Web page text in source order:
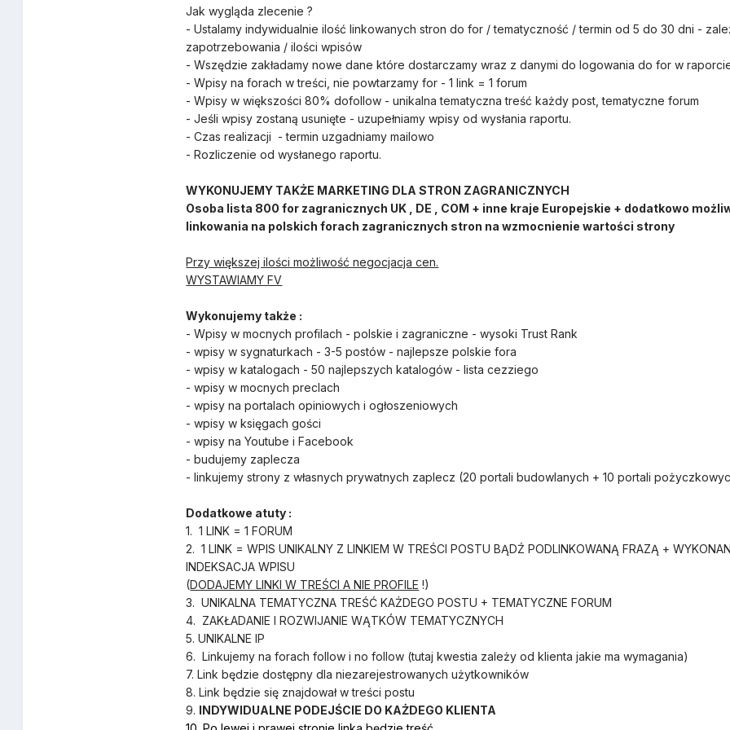
Jak wygląda zlecenie ?
- Ustalamy indywidualnie ilość linkowanych stron do for / tematyczność / termin od 5 do 30 dni -
zapotrzebowania / ilości wpisów
- Wszędzie zakładamy nowe dane które dostarczamy wraz z danymi do logowania do for w
- Wpisy na forach w treści, nie powtarzamy for - 1 link = 1 forum
- Wpisy w większości 80% dofollow - unikalna tematyczna treść każdy post, tematyczne forum
- Jeśli wpisy zostaną usunięte - uzupełniamy wpisy od wysłania raportu.
- Czas realizacji - termin uzgadniamy mailowo
- Rozliczenie od wysłanego raportu.
WYKONUJEMY TAKŻE MARKETING DLA STRON ZAGRANICZNYCH
Osoba lista 800 for zagranicznych UK , DE , COM + inne kraje Europejskie + dodatkowo
linkowania na polskich forach zagranicznych stron na wzmocnienie wartości strony
Przy większej ilości możliwość negocjacja cen.
WYSTAWIAMY FV
Wykonujemy także :
- Wpisy w mocnych profilach - polskie i zagraniczne - wysoki Trust Rank
- wpisy w sygnaturkach - 3-5 postów - najlepsze polskie fora
- wpisy w katalogach - 50 najlepszych katalogów - lista cezziego
- wpisy w mocnych preclach
- wpisy na portalach opiniowych i ogłoszeniowych
- wpisy w księgach gości
- wpisy na Youtube i Facebook
- budujemy zaplecza
- linkujemy strony z własnych prywatnych zaplecz (20 portali budowlanych + 10 portali
Dodatkowe atuty :
1. 1 LINK = 1 FORUM
2. 1 LINK = WPIS UNIKALNY Z LINKIEM W TREŚCI POSTU BĄDŹ PODLINKOWANĄ FRAZĄ +
INDEKSACJA WPISU
(DODAJEMY LINKI W TREŚCI A NIE PROFILE !)
3. UNIKALNA TEMATYCZNA TREŚĆ KAŻDEGO POSTU + TEMATYCZNE FORUM
4. ZAKŁADANIE I ROZWIJANIE WĄTKÓW TEMATYCZNYCH
5. UNIKALNE IP
6. Linkujemy na forach follow i no follow (tutaj kwestia zależy od klienta jakie ma wymagania)
7. Link będzie dostępny dla niezarejestrowanych użytkowników
8. Link będzie się znajdował w treści postu
9. INDYWIDUALNE PODEJŚCIE DO KAŻDEGO KLIENTA